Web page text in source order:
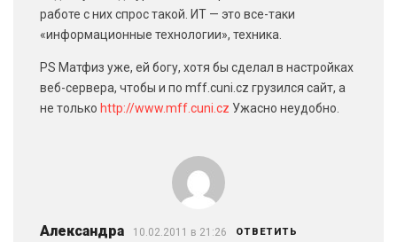
работе с них спрос такой. ИТ — это все-таки
«информационные технологии», техника.
PS Матфиз уже, ей богу, хотя бы сделал в настройках
веб-сервера, чтобы и по mff.cuni.cz грузился сайт, а
не только http://www.mff.cuni.cz Ужасно неудобно.
Александра 10.02.2011 в 21:26 ОТВЕТИТЬ